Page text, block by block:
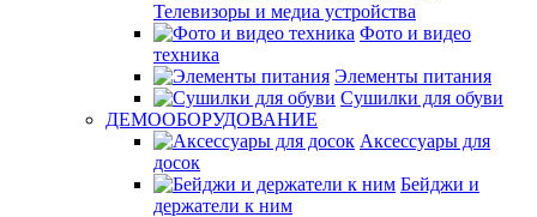
Телевизоры и медиа устройства
Фото и видео
техника
Элементы питания
Сушилки для обуви
ДЕМООБОРУДОВАНИЕ
Аксессуары для
досок
Бейджи и
держатели к ним